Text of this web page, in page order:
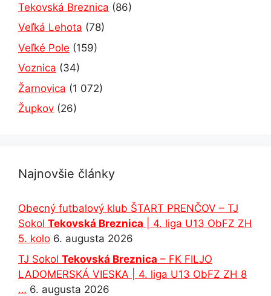
Tekovská Breznica (86)
Veľká Lehota (78)
Veľké Pole (159)
Voznica (34)
Žarnovica (1 072)
Župkov (26)
Najnovšie články
Obecný futbalový klub ŠTART PRENČOV – TJ
Sokol Tekovská Breznica | 4. liga U13 ObFZ ZH
5. kolo 6. augusta 2026
TJ Sokol Tekovská Breznica – FK FILJO
LADOMERSKÁ VIESKA | 4. liga U13 ObFZ ZH 8
… 6. augusta 2026